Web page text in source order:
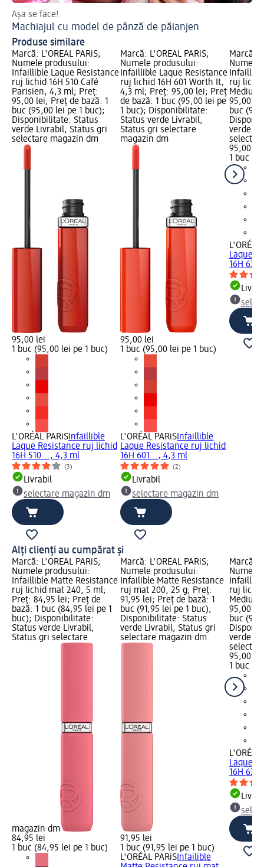
Așa se face!
Machiajul cu model de pânză de păianjen
Produse similare
Marcă: L'ORÉAL PARiS;
Numele produsului:
Infaillible Laque Resistance
ruj lichid 16H 510 Café
Parisien, 4,3 ml; Preț:
95,00 lei; Preț de bază: 1
buc (95,00 lei pe 1 buc);
Disponibilitate: Status
verde Livrabil, Status gri
selectare magazin dm
95,00 lei
1 buc (95,00 lei pe 1 buc)
L'ORÉAL PARiSInfaillible
Laque Resistance ruj lichid
16H 510..., 4,3 ml
(3)
Livrabil
selectare magazin dm
Marcă: L'ORÉAL PARiS;
Numele produsului:
Infaillible Laque Resistance
ruj lichid 16H 601 Worth It,
4,3 ml; Preț: 95,00 lei; Preț
de bază: 1 buc (95,00 lei pe
1 buc); Disponibilitate:
Status verde Livrabil,
Status gri selectare
magazin dm
95,00 lei
1 buc (95,00 lei pe 1 buc)
L'ORÉAL PARiSInfaillible
Laque Resistance ruj lichid
16H 601..., 4,3 ml
(2)
Livrabil
selectare magazin dm
Marcă:
Numele
ruj lichid
95,00
buc
verde
95,00 lei
1 buc
L'ORÉAL
Laque
16H
Alți clienți au cumpărat și
Marcă: L'ORÉAL PARiS;
Numele produsului:
Infaillible Matte Resistance
ruj lichid mat 240, 5 ml;
Preț: 84,95 lei; Preț de
bază: 1 buc (84,95 lei pe 1
buc); Disponibilitate:
Status verde Livrabil,
Status gri selectare
magazin dm
84,95 lei
1 buc (84,95 lei pe 1 buc)
Marcă: L'ORÉAL PARiS;
Numele produsului:
Infailible Matte Resistance
ruj mat 200, 25 g; Preț:
91,95 lei; Preț de bază: 1
buc (91,95 lei pe 1 buc);
Disponibilitate: Status
verde Livrabil, Status gri
selectare magazin dm
91,95 lei
1 buc (91,95 lei pe 1 buc)
L'ORÉAL PARiSInfailible
Marcă:
Numele
ruj lichid
95,00
buc
verde
95,00 lei
1 buc
L'ORÉAL
Laque
16H